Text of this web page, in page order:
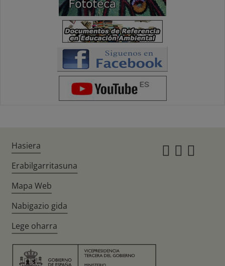
Hasiera
Erabilgarritasuna
Mapa Web
Nabigazio gida
Lege oharra